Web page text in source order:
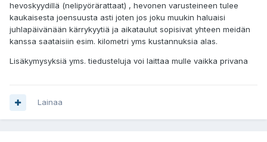
hevoskyydillä (nelipyörärattaat) , hevonen varusteineen tulee
kaukaisesta joensuusta asti joten jos joku muukin haluaisi
juhlapäivänään kärrykyytiä ja aikataulut sopisivat yhteen meidän
kanssa saataisiin esim. kilometri yms kustannuksia alas.
Lisäkymysyksiä yms. tiedusteluja voi laittaa mulle vaikka privana
Lainaa